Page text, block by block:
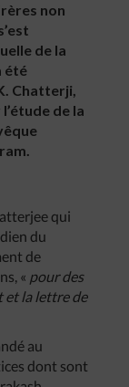
non
de la
été
Chatterji,
de la
qui
du
de
« pour des
et la lettre de
au
dont sont